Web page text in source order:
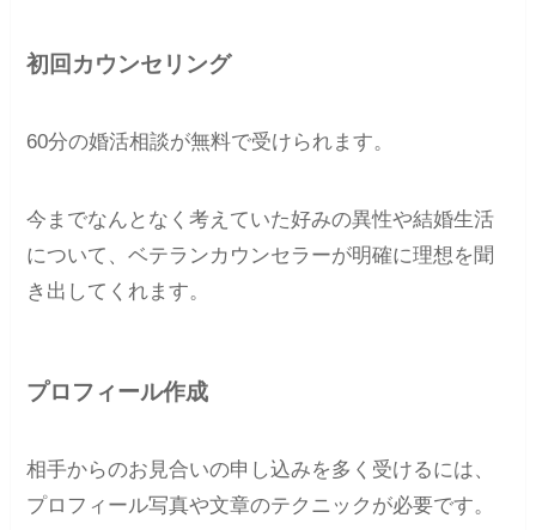
初回カウンセリング
60分の婚活相談が無料で受けられます。
今までなんとなく考えていた好みの異性や結婚生活
について、ベテランカウンセラーが明確に理想を聞
き出してくれます。
プロフィール作成
相手からのお見合いの申し込みを多く受けるには、
プロフィール写真や文章のテクニックが必要です。